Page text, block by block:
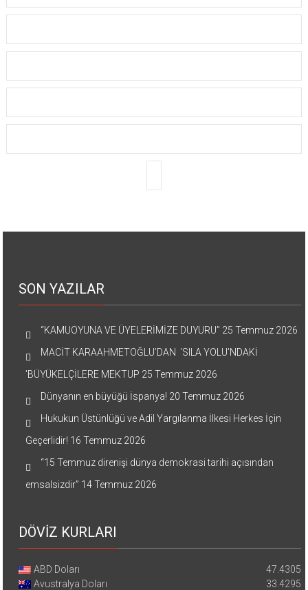
SON YAZILAR
“KAMUOYUNA VE ÜYELERİMİZE DUYURU” 25 Temmuz 2026
MACİT KARAAHMETOĞLU’DAN ‘SILA YOLU’NDAKİ
’BÜYÜKELÇİLERE MEKTUP 25 Temmuz 2026
Dünyanın en büyüğü İspanya! 20 Temmuz 2026
Hukukun Üstünlüğü ve Adil Yargılanma İlkesi Herkes İçin
Geçerlidir! 16 Temmuz 2026
“15 Temmuz direnişi dünya demokrasi tarihi açısından
emsalsizdir” 14 Temmuz 2026
DÖVİZ KURLARI
ABD Doları
47.4305
Avustralya Doları
33.4295